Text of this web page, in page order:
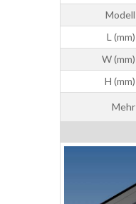
Modell
L (mm)
W (mm)
H (mm)
Mehr